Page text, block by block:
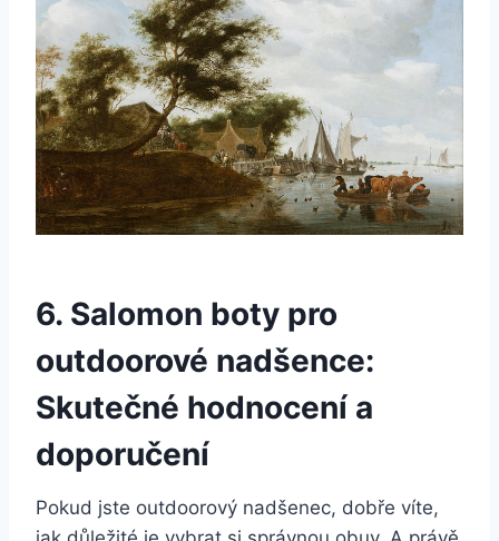
6. Salomon boty ⁣pro
outdoorové ⁣nadšence:
Skutečné hodnocení⁢ a
doporučení
Pokud jste outdoorový nadšenec,​ dobře víte,⁢